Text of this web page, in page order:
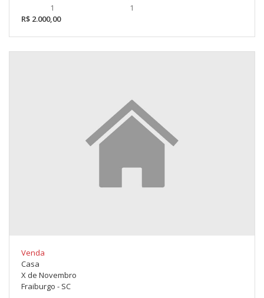
1
1
R$ 2.000,00
Venda
Casa
X de Novembro
Fraiburgo - SC